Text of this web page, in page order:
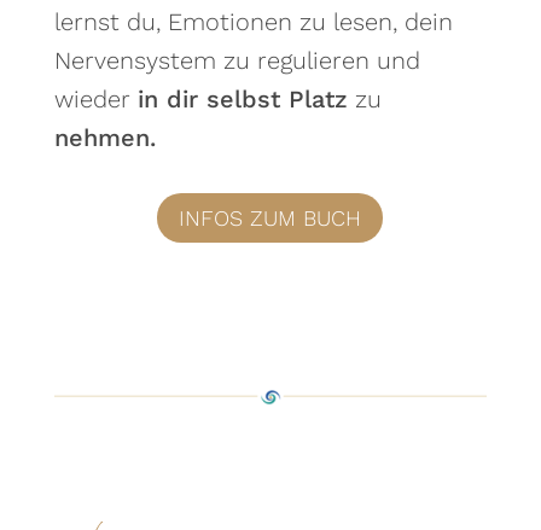
lernst du, Emotionen zu lesen, dein
Nervensystem zu regulieren und
wieder in dir selbst Platz zu
nehmen.
INFOS ZUM BUCH